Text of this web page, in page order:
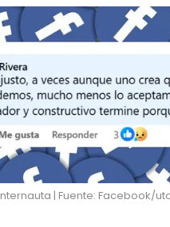
| Fuente: Facebook/